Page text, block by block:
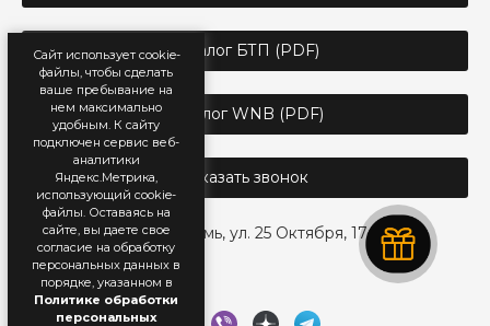
Сайт использует cookie-
файлы, чтобы сделать
ваше пребывание на
нем максимально
удобным. К cайту
подключен сервис веб-
аналитики
Яндекс.Метрика,
использующий cookie-
файлы. Оставаясь на
сайте, вы даете свое
согласие на обработку
персональных данных в
порядке, указанном в
Политике обработки
персональных
г. Пермь, ул. 25 Октября, 17
Каталог БТП (PDF)
Каталог WNB (PDF)
Заказать звонок